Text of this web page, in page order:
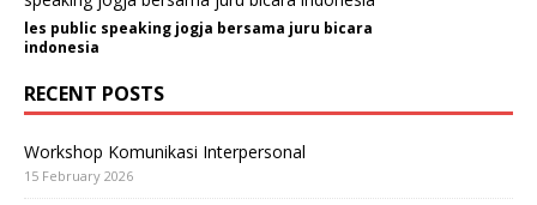
les public speaking jogja bersama juru bicara
indonesia
RECENT POSTS
Workshop Komunikasi Interpersonal
15 February 2026